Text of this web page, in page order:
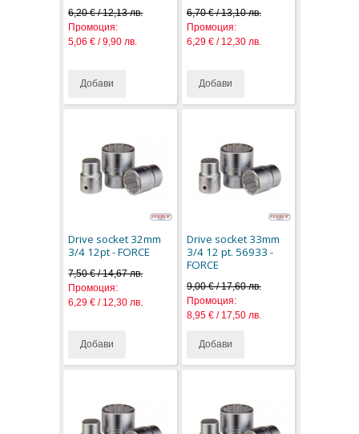
6,20 € / 12,13 лв.
Промоция:
5,06 € / 9,90 лв.
Добави
6,70 € / 13,10 лв.
Промоция:
6,29 € / 12,30 лв.
Добави
Drive socket 32mm
3/4 12pt - FORCE
7,50 € / 14,67 лв.
Промоция:
6,29 € / 12,30 лв.
Добави
Drive socket 33mm
3/4 12 pt. 56933 -
FORCE
9,00 € / 17,60 лв.
Промоция:
8,95 € / 17,50 лв.
Добави